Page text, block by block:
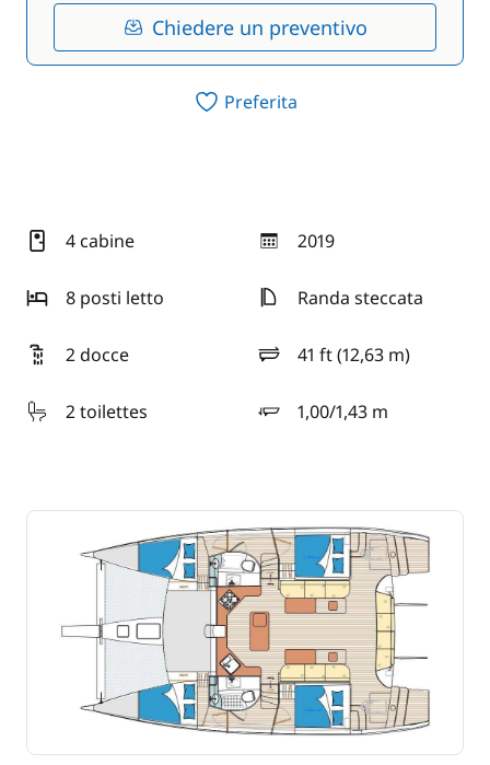
Chiedere un preventivo
Preferita
4 cabine 2019
anno
8 posti letto
Randa steccata
2 docce 41 ft (12,63 m)
lunghezza
2 toilettes
1,00/1,43 m
pescaggio